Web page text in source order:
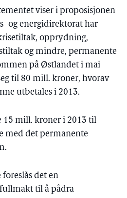
viser i proposisjonen
og energidirektorat har
opprydning,
og mindre, permanente
på Østlandet i mai
til 80 mill. kroner, hvorav
utbetales i 2013.
15 mill. kroner i 2013 til
med det permanente
det en
til å pådra